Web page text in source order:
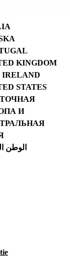
KINGDOM
IRELAND
STATES
И
الوطن